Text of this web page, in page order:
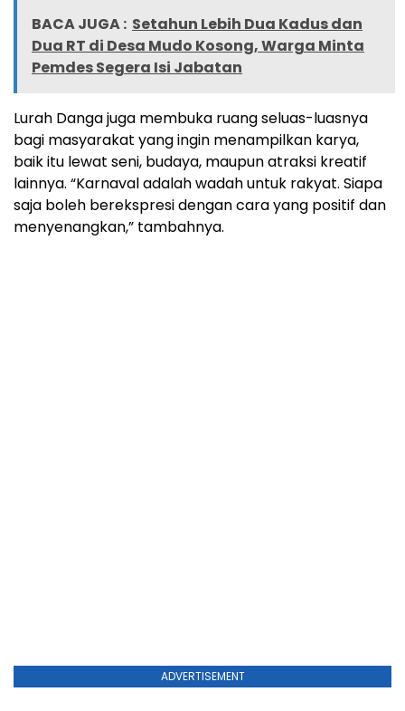
BACA JUGA : Setahun Lebih Dua Kadus dan
Dua RT di Desa Mudo Kosong, Warga Minta
Pemdes Segera Isi Jabatan
Lurah Danga juga membuka ruang seluas-luasnya
bagi masyarakat yang ingin menampilkan karya,
baik itu lewat seni, budaya, maupun atraksi kreatif
lainnya. “Karnaval adalah wadah untuk rakyat. Siapa
saja boleh berekspresi dengan cara yang positif dan
menyenangkan,” tambahnya.
ADVERTISEMENT